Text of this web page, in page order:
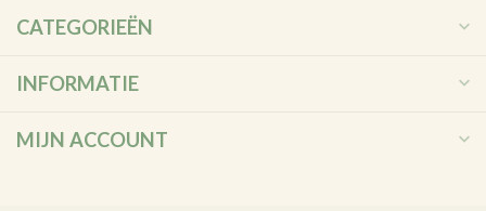
CATEGORIEËN
INFORMATIE
MIJN ACCOUNT